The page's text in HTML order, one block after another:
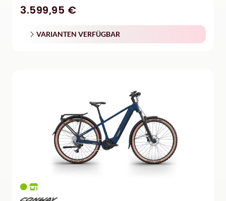
3.599,95 €
VARIANTEN VERFÜGBAR